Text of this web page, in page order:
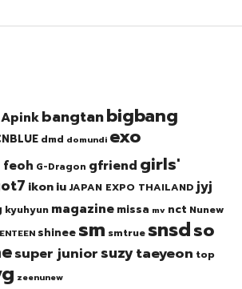
Apinkbangtanbigbang
dmd domundi exo
feoh G-Dragon gfriend girls'
ikoniu JAPAN EXPO THAILAND jyj
kyuhyun magazine missa mv nct Nunew
shinee sm smtrue snsdso
super junior suzytaeyeon top
zeenunew